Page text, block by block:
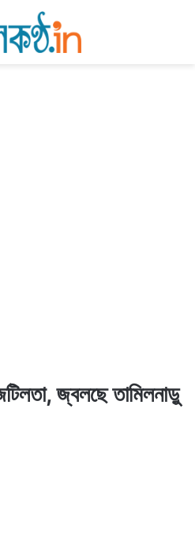
জ্বলছে তামিলনাড়ু